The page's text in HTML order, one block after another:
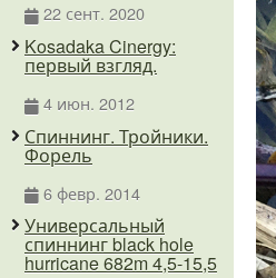
22 сент. 2020
Kosadaka Cinergy:
первый взгляд.
4 июн. 2012
Спиннинг. Тройники.
Форель
6 февр. 2014
Универсальный
спиннинг black hole
hurricane 682m 4,5-15,5